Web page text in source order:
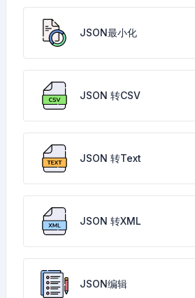
JSON最小化
JSON 转CSV
JSON 转Text
JSON 转XML
JSON编辑